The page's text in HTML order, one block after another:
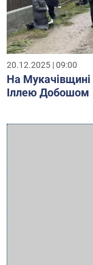
20.12.2025 | 09:00
На
Іллею Добошом